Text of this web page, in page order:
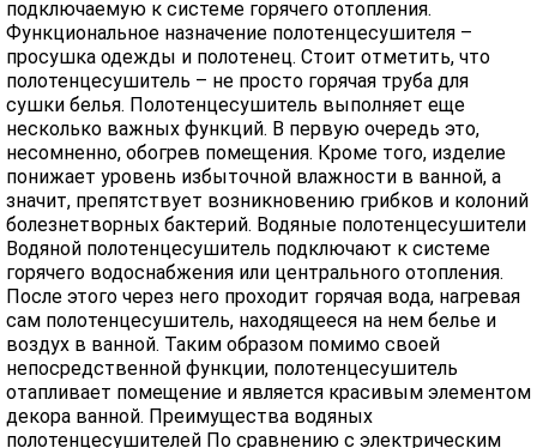
подключаемую к системе горячего отопления.
Функциональное назначение полотенцесушителя –
просушка одежды и полотенец. Стоит отметить, что
полотенцесушитель – не просто горячая труба для
сушки белья. Полотенцесушитель выполняет еще
несколько важных функций. В первую очередь это,
несомненно, обогрев помещения. Кроме того, изделие
понижает уровень избыточной влажности в ванной, а
значит, препятствует возникновению грибков и колоний
болезнетворных бактерий. Водяные полотенцесушители
Водяной полотенцесушитель подключают к системе
горячего водоснабжения или центрального отопления.
После этого через него проходит горячая вода, нагревая
сам полотенцесушитель, находящееся на нем белье и
воздух в ванной. Таким образом помимо своей
непосредственной функции, полотенцесушитель
отапливает помещение и является красивым элементом
декора ванной. Преимущества водяных
полотенцесушителей По сравнению с электрическим